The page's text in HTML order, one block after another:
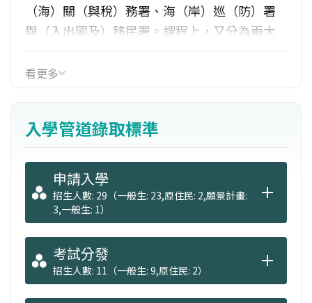
（海）關（與稅）務署、海（岸）巡（防）署
與（入出國及）移民署。課程上，又分為兩大
與管理及海洋事務與邊境事務。前者，每門課
者，所開設的課程是和關務、海巡與移民有
關。
看更多
入學管道錄取標準
申請入學
招生人數: 29（一般生: 23,原住民: 2,願景計畫:
3,一般生: 1）
考試分發
招生人數: 11（一般生: 9,原住民: 2）